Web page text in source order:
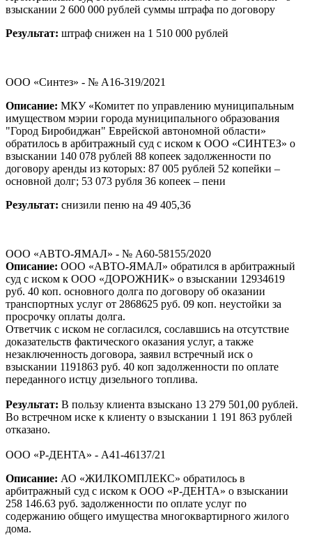
взыскании 2 600 000 рублей суммы штрафа по договору
Результат: штраф снижен на 1 510 000 рублей
ООО «Синтез» - № А16-319/2021
Описание: МКУ «Комитет по управлению муниципальным
имуществом мэрии города муниципального образования
"Город Биробиджан" Еврейской автономной области»
обратилось в арбитражный суд с иском к ООО «СИНТЕЗ» о
взыскании 140 078 рублей 88 копеек задолженности по
договору аренды из которых: 87 005 рублей 52 копейки –
основной долг; 53 073 рубля 36 копеек – пени
Результат: снизили пеню на 49 405,36
ООО «АВТО-ЯМАЛ» - № А60-58155/2020
Описание: ООО «АВТО-ЯМАЛ» обратился в арбитражный
суд с иском к ООО «ДОРОЖНИК» о взыскании 12934619
руб. 40 коп. основного долга по договору об оказании
транспортных услуг от 2868625 руб. 09 коп. неустойки за
просрочку оплаты долга.
Ответчик с иском не согласился, сославшись на отсутствие
доказательств фактического оказания услуг, а также
незаключенность договора, заявил встречный иск о
взыскании 1191863 руб. 40 коп задолженности по оплате
переданного истцу дизельного топлива.
Результат: В пользу клиента взыскано 13 279 501,00 рублей.
Во встречном иске к клиенту о взыскании 1 191 863 рублей
отказано.
ООО «Р-ДЕНТА» - А41-46137/21
Описание: АО «ЖИЛКОМПЛЕКС» обратилось в
арбитражный суд с иском к ООО «Р-ДЕНТА» о взыскании
258 146.63 руб. задолженности по оплате услуг по
содержанию общего имущества многоквартирного жилого
дома.